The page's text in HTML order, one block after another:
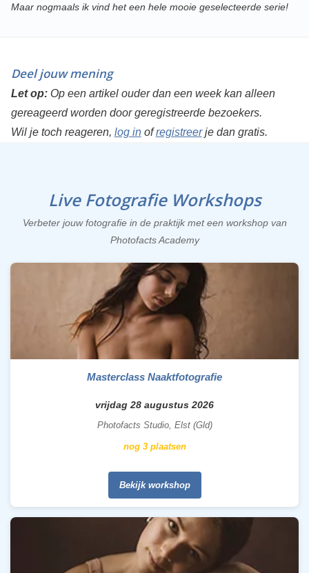
Maar nogmaals ik vind het een hele mooie geselecteerde serie!
Deel jouw mening
Let op:Op een artikel ouder dan een week kan alleen
gereageerd worden door geregistreerde bezoekers.
Wil je toch reageren, log inofregistreerje dan gratis.
Live Fotografie Workshops
Verbeter jouw fotografie in de praktijk met een workshop van
Photofacts Academy
Masterclass Naaktfotografie
vrijdag 28 augustus 2026
Photofacts Studio, Elst (Gld)
nog 3 plaatsen
Bekijk workshop